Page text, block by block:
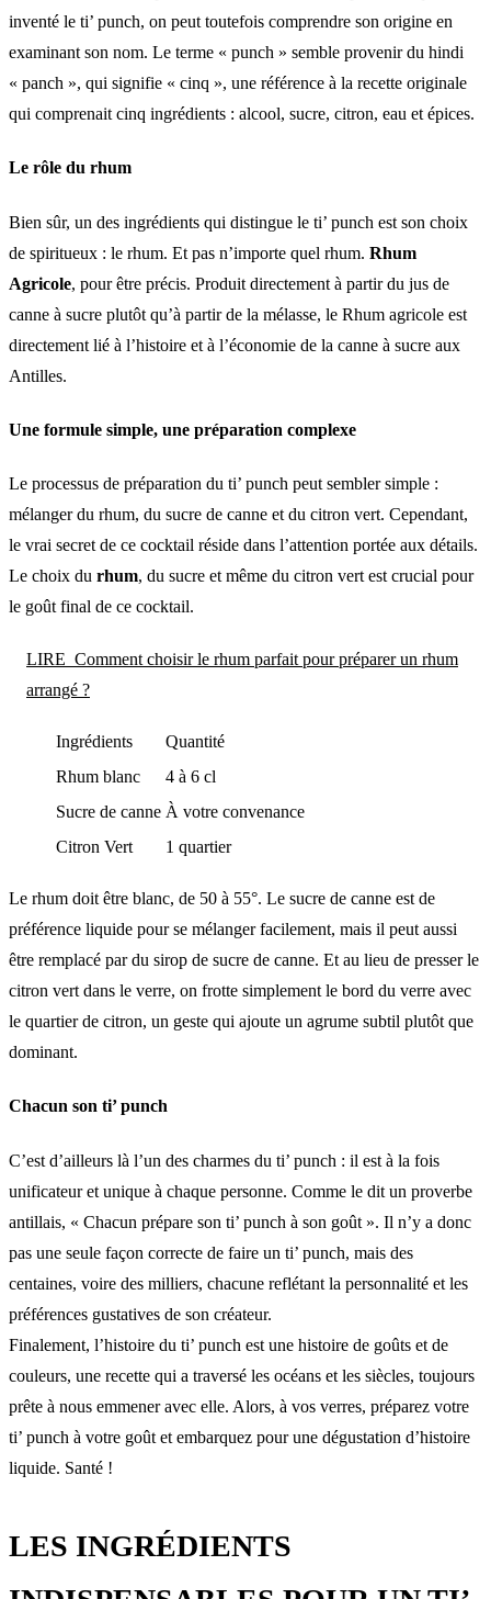
inventé le ti’ punch, on peut toutefois comprendre son origine en
examinant son nom. Le terme « punch » semble provenir du hindi
« panch », qui signifie « cinq », une référence à la recette originale
qui comprenait cinq ingrédients : alcool, sucre, citron, eau et épices.
Le rôle du rhum
Bien sûr, un des ingrédients qui distingue le ti’ punch est son choix
de spiritueux : le rhum. Et pas n’importe quel rhum. Rhum
Agricole, pour être précis. Produit directement à partir du jus de
canne à sucre plutôt qu’à partir de la mélasse, le Rhum agricole est
directement lié à l’histoire et à l’économie de la canne à sucre aux
Antilles.
Une formule simple, une préparation complexe
Le processus de préparation du ti’ punch peut sembler simple :
mélanger du rhum, du sucre de canne et du citron vert. Cependant,
le vrai secret de ce cocktail réside dans l’attention portée aux détails.
Le choix du rhum, du sucre et même du citron vert est crucial pour
le goût final de ce cocktail.
LIRE Comment choisir le rhum parfait pour préparer un rhum
arrangé ?
Ingrédients
Quantité
Rhum blanc
4 à 6 cl
Sucre de canne À votre convenance
Citron Vert
1 quartier
Le rhum doit être blanc, de 50 à 55°. Le sucre de canne est de
préférence liquide pour se mélanger facilement, mais il peut aussi
être remplacé par du sirop de sucre de canne. Et au lieu de presser le
citron vert dans le verre, on frotte simplement le bord du verre avec
le quartier de citron, un geste qui ajoute un agrume subtil plutôt que
dominant.
Chacun son ti’ punch
C’est d’ailleurs là l’un des charmes du ti’ punch : il est à la fois
unificateur et unique à chaque personne. Comme le dit un proverbe
antillais, « Chacun prépare son ti’ punch à son goût ». Il n’y a donc
pas une seule façon correcte de faire un ti’ punch, mais des
centaines, voire des milliers, chacune reflétant la personnalité et les
préférences gustatives de son créateur.
Finalement, l’histoire du ti’ punch est une histoire de goûts et de
couleurs, une recette qui a traversé les océans et les siècles, toujours
prête à nous emmener avec elle. Alors, à vos verres, préparez votre
ti’ punch à votre goût et embarquez pour une dégustation d’histoire
liquide. Santé !
LES INGRÉDIENTS